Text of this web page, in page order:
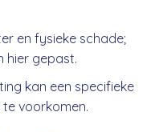
en fysieke schade;
hier gepast.
kan een specifieke
voorkomen.